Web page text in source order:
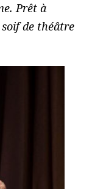
Prêt à
de théâtre